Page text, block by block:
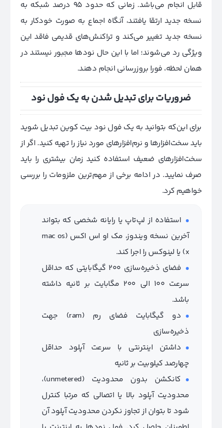
قابل انجام می‌باشد. زمانی که حدود 95 درصد شبکه به
نسخه جدید ارتقا یافتند، آنگاه اجماع به صورت خودکار به
نسخه جدید تغییر می‌کند و تراکنش‌های قدیمی فاقد این
ویژگی رد می‌شوند؛ اما با این حال نودها مجبور نیستند در
همان لحظه، فورا بروزرسانی انجام دهند.
ضروریات برای تبدیل شدن به یک فول نود
برای این‌که بتوانید به یک فول نود بیت کوین تبدیل شوید
باید سخت‌افزارها و نرم‌افزارهای مورد نیاز را تهیه کنید. اگر از
سخت‌افزارهای ضعیف استفاده کنید زمان بیشتری را باید
صرف نمایید. در ادامه برخی از مهم‌ترین ملزومات را بررسی
خواهیم کرد.
استفاده از لپ‌تاپ یا رایانه شخصی‌ که بتواند
آخرین نسخه ویندوز، مک او اس اکس (mac os
x) یا لینوکس را اجرا کند.
فضای ذخیره‌سازی 200 گیگابایتی که حداقل
سرعت 100 الی 200 مگابایت بر ثانیه داشته
باشد.
دو گیگابایت فضای رم (ram) جهت
ذخیره‌سازی
داشتن اینترنتی با سرعت آپلود حداقل
چهارصد کیلوبیت بر ثانیه
کانکشن بدون محدودیت (unmetered)،
محدودیت آپلود بالا یا اتصالی که مرتبا کنترل
شود تا بتوان از تجاوز نکردن محدودیت آپلود آن